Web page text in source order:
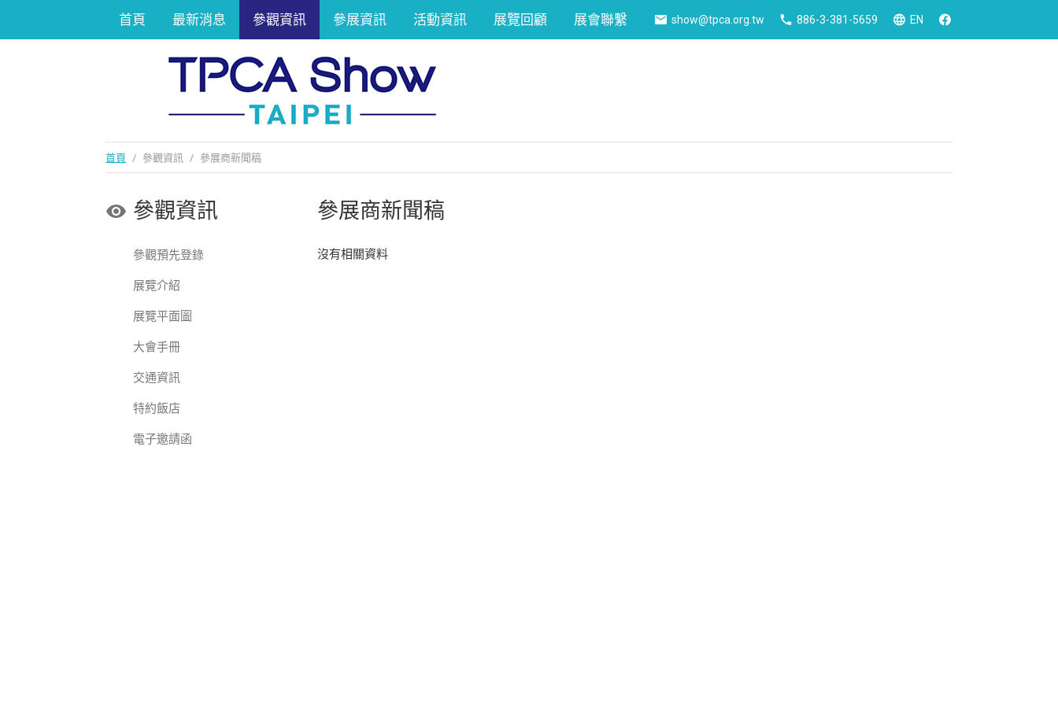
首頁 最新消息 參觀資訊 參展資訊 活動資訊 展覽回顧 展會聯繫 show@tpca.org.tw 886-3-381-5659 EN
首頁 / 參觀資訊 / 參展商新聞稿
參觀資訊
參觀預先登錄
展覽介紹
展覽平面圖
大會手冊
交通資訊
特約飯店
電子邀請函
參展商新聞稿
沒有相關資料